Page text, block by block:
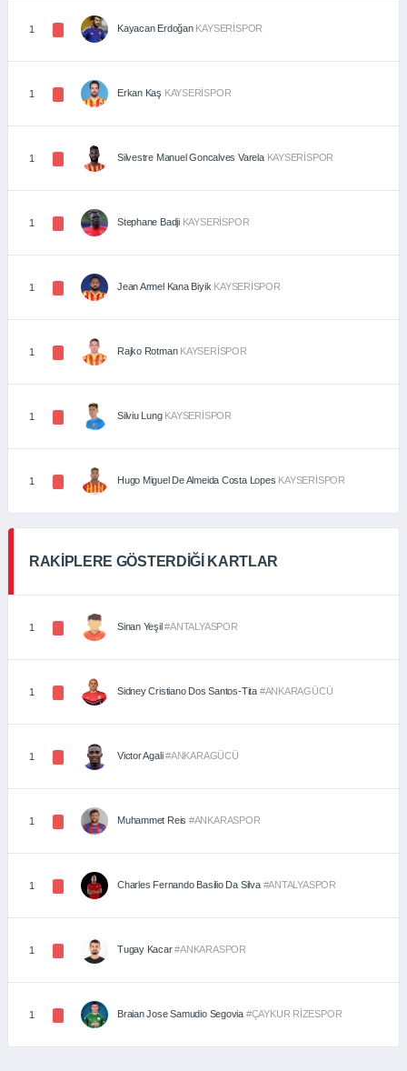
1 Kayacan ErdoğanKAYSERİSPOR
1 Erkan Kaş KAYSERİSPOR
1 Silvestre Manuel Goncalves VarelaKAYSERİSPOR
1 Stephane BadjiKAYSERİSPOR
1 Jean Armel Kana Biyik KAYSERİSPOR
1 Rajko RotmanKAYSERİSPOR
1 Silviu LungKAYSERİSPOR
1 Hugo Miguel De Almeida Costa Lopes KAYSERİSPOR
RAKİPLERE GÖSTERDİĞİ KARTLAR
1 Sinan Yeşil#ANTALYASPOR
1 Sidney Cristiano Dos Santos-Tita#ANKARAGÜCÜ
1 Victor Agali#ANKARAGÜCÜ
1 Muhammet Reis #ANKARASPOR
1 Charles Fernando Basilio Da Silva#ANTALYASPOR
1 Tugay Kacar#ANKARASPOR
1 Braian Jose Samudio Segovia #ÇAYKUR RİZESPOR